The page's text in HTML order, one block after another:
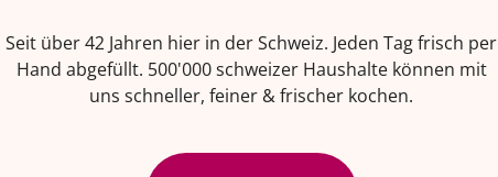
Seit über 42 Jahren hier in der Schweiz. Jeden Tag frisch per
Hand abgefüllt. 500'000 schweizer Haushalte können mit
uns schneller, feiner & frischer kochen.